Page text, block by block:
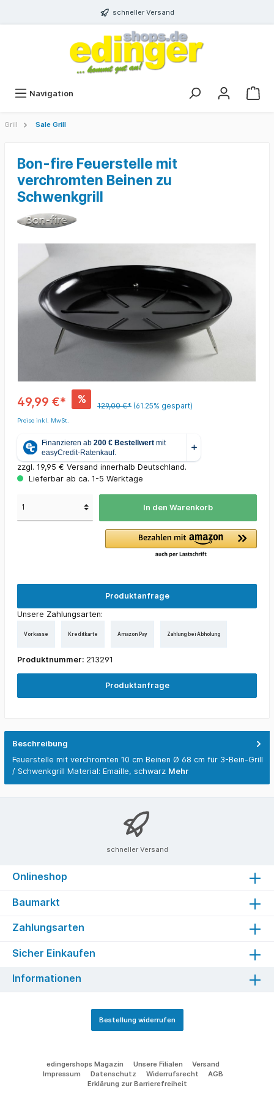
schneller Versand
Navigation
Grill Sale Grill
Bon-fire Feuerstelle mit
verchromten Beinen zu
Schwenkgrill
49,99 €* %
129,00 €* (61.25% gespart)
Preise inkl. MwSt.
zzgl. 19,95 € Versand innerhalb Deutschland.
Lieferbar ab ca. 1-5 Werktage
In den Warenkorb
Produktanfrage
Unsere Zahlungsarten:
Vorkasse Kreditkarte Amazon Pay Zahlung bei Abholung
Produktnummer: 213291
Produktanfrage
Beschreibung
Feuerstelle mit verchromten 10 cm Beinen Ø 68 cm für 3-Bein-Grill
/ Schwenkgrill Material: Emaille, schwarz Mehr
schneller Versand
Onlineshop
Baumarkt
Zahlungsarten
Sicher Einkaufen
Informationen
Bestellung widerrufen
edingershops Magazin Unsere Filialen
Versand
Impressum
Datenschutz Widerrufsrecht
AGB
Erklärung zur Barrierefreiheit